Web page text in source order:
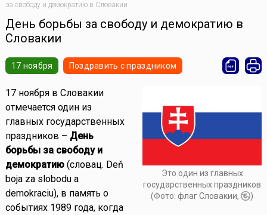
за свободу и демократию в Словакии
День борьбы за свободу и демократию в
Словакии
17 ноября Поздравить с праздником
Это один из главных
государственных праздников
(Фото: флаг Словакии,
)
17 ноября в Словакии
отмечается один из
главных государственных
праздников – День
борьбы за свободу и
демократию(словац. Deň
boja za slobodu a
demokraciu), в память о
событиях 1989 года, когда